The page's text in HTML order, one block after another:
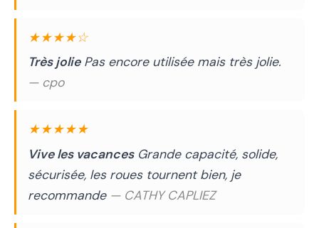
★★★★☆
Très joliePas encore utilisée mais très jolie.
— cpo
★★★★★
Vive les vacancesGrande capacité, solide,
sécurisée, les roues tournent bien, je
recommande — CATHY CAPLIEZ